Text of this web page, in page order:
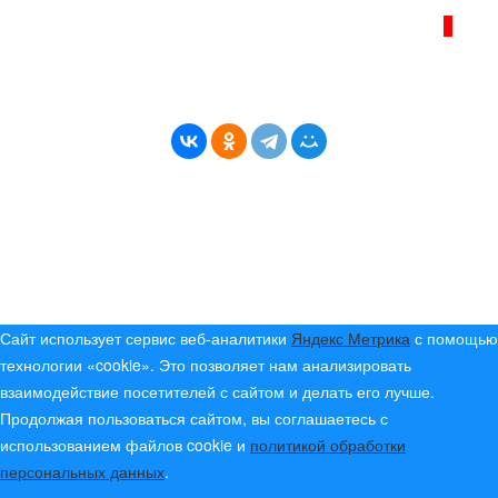
Сайт использует сервис веб-аналитики Яндекс Метрика с помощью
технологии «cookie». Это позволяет нам анализировать
взаимодействие посетителей с сайтом и делать его лучше.
Продолжая пользоваться сайтом, вы соглашаетесь с
использованием файлов cookie и политикой обработки
персональных данных.